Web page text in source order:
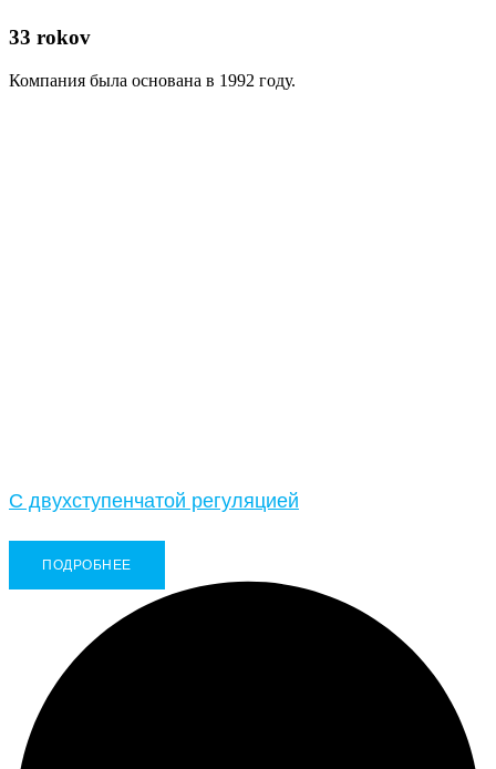
33 rokov
Компания была основана в 1992 году.
С двухступенчатой регуляцией
ПОДРОБНЕЕ